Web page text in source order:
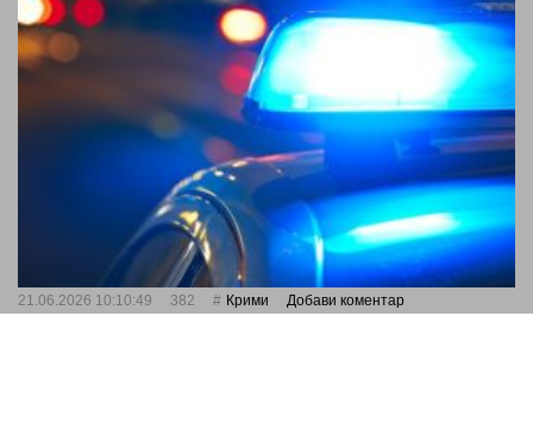
21.06.2026 10:10:49 382 Крими Добави коментар